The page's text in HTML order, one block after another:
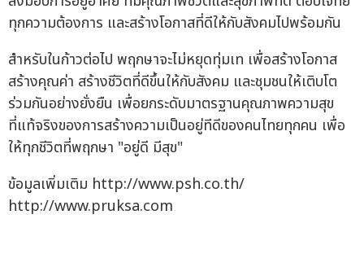
ทุกความต้องการ และสร้างโอกาสที่ดีให้กับสังคมไปพร้อมกัน
สำหรับในก้าวต่อไป พฤกษาจะไม่หยุดทุ่มเท เพื่อสร้างโอกาส
สร้างคุณค่า สร้างชีวิตที่ดีขึ้นให้กับสังคม และชุมชนให้เติบโต
ร่วมกันอย่างยั่งยืน เพื่อยกระดับมาตรฐานคุณภาพความสุข
ที่แท้จริงของการสร้างความเป็นอยู่ทีดีของคนไทยทุกคน เพื่อ
ให้ทุกชีวิตที่พฤกษา "อยู่ดี มีสุข"
ข้อมูลเพิ่มเติม http://www.psh.co.th/
http://www.pruksa.com